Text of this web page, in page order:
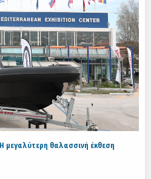
Η μεγαλύτερη θαλασσινή έκθεση